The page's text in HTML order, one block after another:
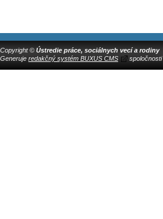
Copyright © Ústredie práce, sociálnych vecí a rodiny
Generuje redakčný systém BUXUS CMS spoločnosti